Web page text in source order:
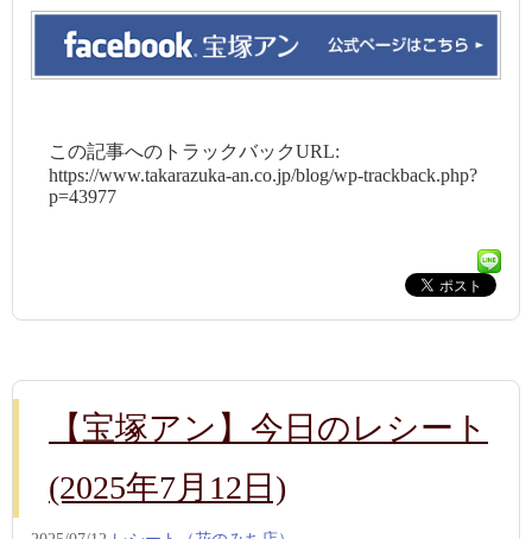
この記事へのトラックバックURL:
https://www.takarazuka-an.co.jp/blog/wp-trackback.php?
p=43977
【宝塚アン】今日のレシート
(2025年7月12日)